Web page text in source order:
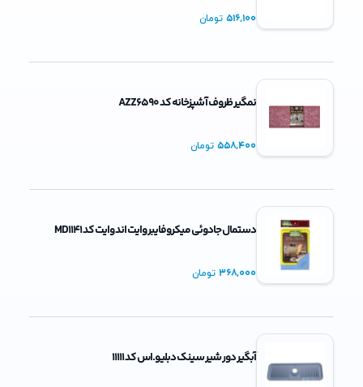
516,100تومان
نمگیر ظروف آشپزخانه کد AZZ6590
558,400تومان
دستمال جادوئی میکروفایبر وایت اند وایت کد MD1141
368,000تومان
آبگیر دور شیر سینک دبلیو.اس کد 11111